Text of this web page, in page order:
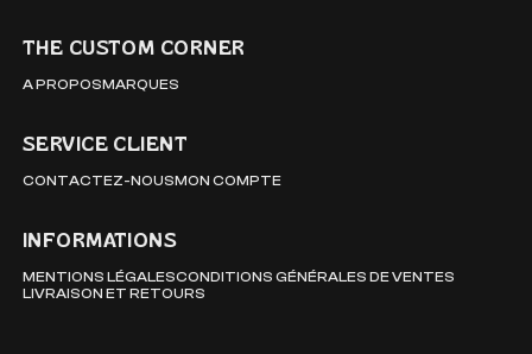
THE CUSTOM CORNER
A PROPOSMARQUES
SERVICE CLIENT
CONTACTEZ-NOUSMON COMPTE
INFORMATIONS
MENTIONS LÉGALESCONDITIONS GÉNÉRALES DE VENTES
LIVRAISON ET RETOURS